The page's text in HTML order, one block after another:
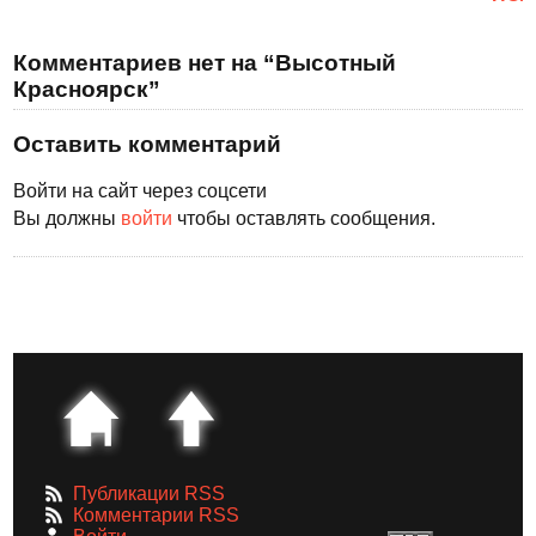
Комментариев нет на “Высотный
Красноярск”
Оставить комментарий
Войти на сайт через соцсети
Вы должны войти чтобы оставлять сообщения.
Публикации RSS
Комментарии RSS